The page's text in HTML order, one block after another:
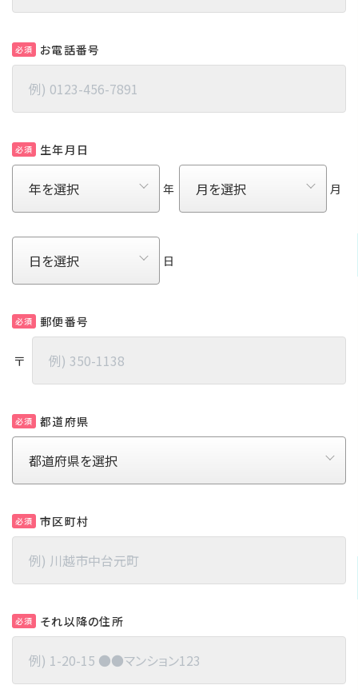
必須 お電話番号
必須 生年月日
年 月
日
必須 郵便番号
〒
必須 都道府県
必須 市区町村
必須 それ以降の住所